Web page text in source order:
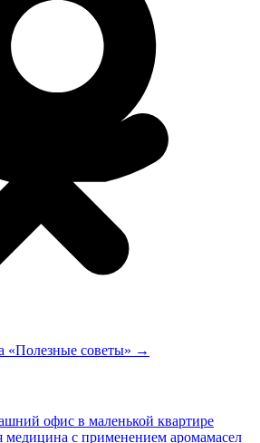
«Полезные советы» →
офис в маленькой квартире
медицина с применением аромамасел